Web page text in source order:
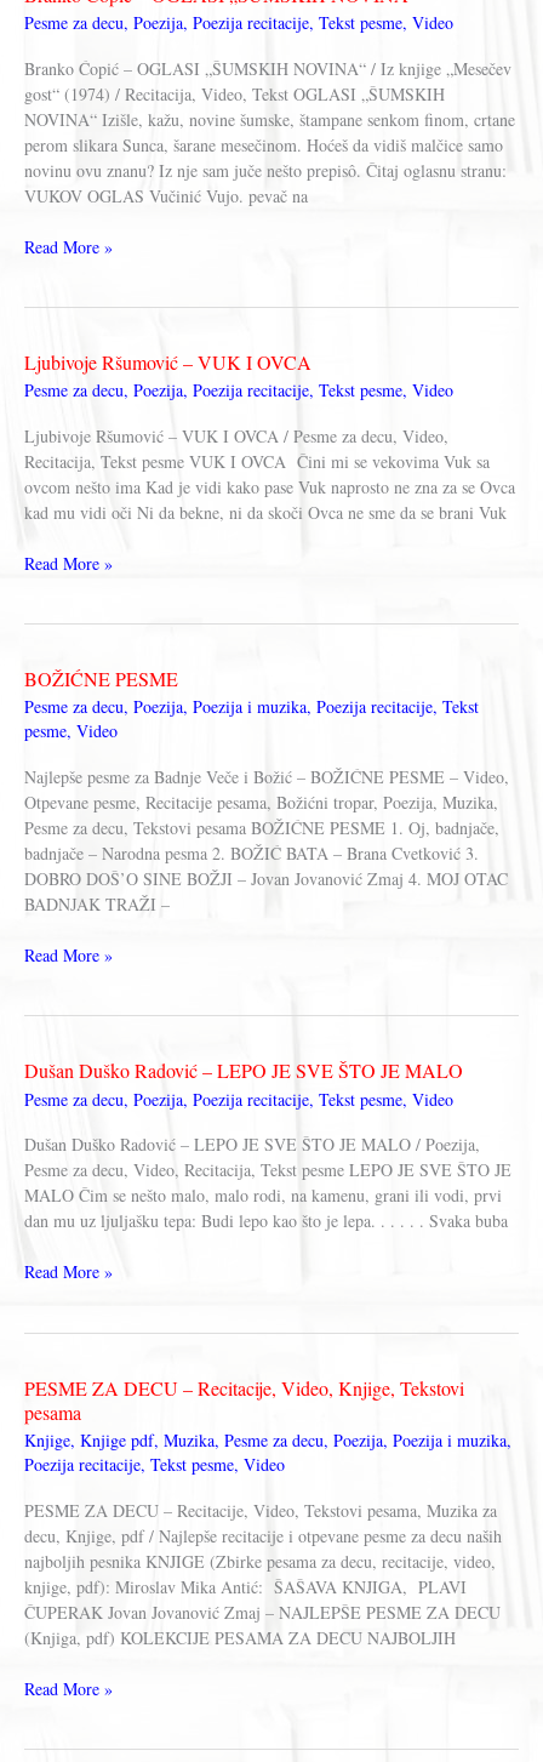
I
ŽABE
Pesme za decu, Poezija, Poezija recitacije, Tekst pesme, Video
Branko Ćopić – OGLASI „ŠUMSKIH NOVINA“ / Iz knjige „Mesečev
gost“ (1974) / Recitacija, Video, Tekst OGLASI „ŠUMSKIH
NOVINA“ Izišle, kažu, novine šumske, štampane senkom finom, crtane
perom slikara Sunca, šarane mesečinom. Hoćeš da vidiš malčice samo
novinu ovu znanu? Iz nje sam juče nešto prepisô. Čitaj oglasnu stranu:
VUKOV OGLAS Vučinić Vujo. pevač na
Branko
NOVINA“
Read More »
Ljubivoje Ršumović – VUK I OVCA
Pesme za decu, Poezija, Poezija recitacije, Tekst pesme, Video
Ljubivoje Ršumović – VUK I OVCA / Pesme za decu, Video,
Recitacija, Tekst pesme VUK I OVCA Čini mi se vekovima Vuk sa
ovcom nešto ima Kad je vidi kako pase Vuk naprosto ne zna za se Ovca
kad mu vidi oči Ni da bekne, ni da skoči Ovca ne sme da se brani Vuk
Ljubivoje
OVCA
Read More »
BOŽIĆNE PESME
Pesme za decu, Poezija, Poezija i muzika, Poezija recitacije, Tekst
pesme, Video
Najlepše pesme za Badnje Veče i Božić – BOŽIĆNE PESME – Video,
Otpevane pesme, Recitacije pesama, Božićni tropar, Poezija, Muzika,
Pesme za decu, Tekstovi pesama BOŽIĆNE PESME 1. Oj, badnjače,
badnjače – Narodna pesma 2. BOŽIĆ BATA – Brana Cvetković 3.
DOBRO DOŠ’O SINE BOŽJI – Jovan Jovanović Zmaj 4. MOJ OTAC
BADNЈAK TRAŽI –
BOŽIĆNE
Read More »
Dušan Duško Radović – LEPO JE SVE ŠTO JE MALO
Pesme za decu, Poezija, Poezija recitacije, Tekst pesme, Video
Dušan Duško Radović – LEPO JE SVE ŠTO JE MALO / Poezija,
Pesme za decu, Video, Recitacija, Tekst pesme LEPO JE SVE ŠTO JE
MALO Čim se nešto malo, malo rodi, na kamenu, grani ili vodi, prvi
dan mu uz ljuljašku tepa: Budi lepo kao što je lepa. . . . . . Svaka buba
Dušan
JE
SVE
ŠTO
JE
MALO
Read More »
PESME ZA DECU – Recitacije, Video, Knjige, Tekstovi
pesama
Knjige, Knjige pdf, Muzika, Pesme za decu, Poezija, Poezija i muzika,
Poezija recitacije, Tekst pesme, Video
PESME ZA DECU – Recitacije, Video, Tekstovi pesama, Muzika za
decu, Knjige, pdf / Najlepše recitacije i otpevane pesme za decu naših
najboljih pesnika KNJIGE (Zbirke pesama za decu, recitacije, video,
knjige, pdf): Miroslav Mika Antić: ŠAŠAVA KNJIGA, PLAVI
ČUPERAK Jovan Jovanović Zmaj – NAJLEPŠE PESME ZA DECU
(Knjiga, pdf) KOLEKCIJE PESAMA ZA DECU NAJBOLJIH
PESME
Read More »